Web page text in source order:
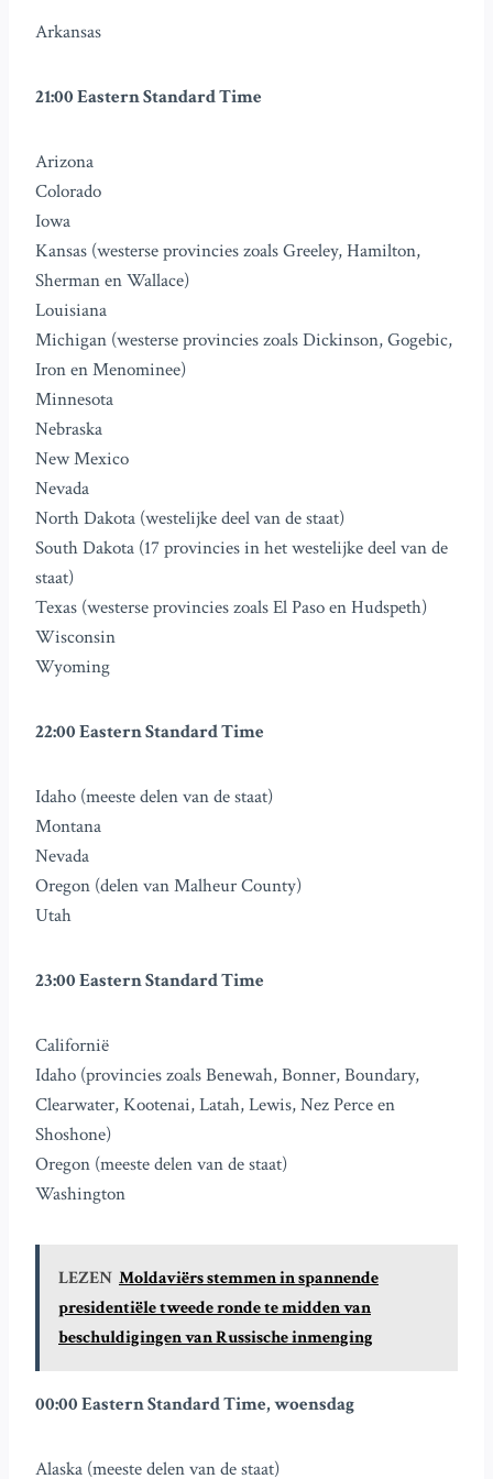
Arkansas
21:00 Eastern Standard Time
Arizona
Colorado
Iowa
Kansas (westerse provincies zoals Greeley, Hamilton,
Sherman en Wallace)
Louisiana
Michigan (westerse provincies zoals Dickinson, Gogebic,
Iron en Menominee)
Minnesota
Nebraska
New Mexico
Nevada
North Dakota (westelijke deel van de staat)
South Dakota (17 provincies in het westelijke deel van de
staat)
Texas (westerse provincies zoals El Paso en Hudspeth)
Wisconsin
Wyoming
22:00 Eastern Standard Time
Idaho (meeste delen van de staat)
Montana
Nevada
Oregon (delen van Malheur County)
Utah
23:00 Eastern Standard Time
Californië
Idaho (provincies zoals Benewah, Bonner, Boundary,
Clearwater, Kootenai, Latah, Lewis, Nez Perce en
Shoshone)
Oregon (meeste delen van de staat)
Washington
LEZEN Moldaviërs stemmen in spannende
presidentiële tweede ronde te midden van
beschuldigingen van Russische inmenging
00:00 Eastern Standard Time, woensdag
Alaska (meeste delen van de staat)